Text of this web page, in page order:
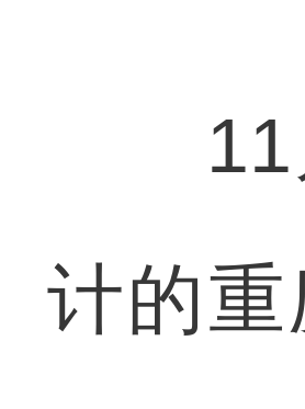
11月
计的